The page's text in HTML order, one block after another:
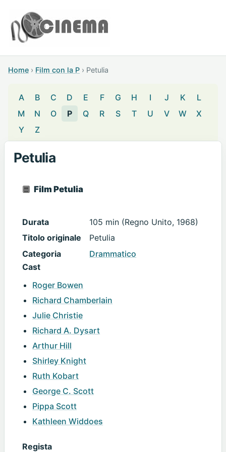
Home › Film con la P › Petulia
A B C D E F G H I J K
L
M
N O P Q R S T U V W
X
Y
Z
Petulia
Film Petulia
Durata
105 min (Regno Unito, 1968)
Titolo originale
Petulia
Categoria
Drammatico
Cast
Roger Bowen
Richard Chamberlain
Julie Christie
Richard A. Dysart
Arthur Hill
Shirley Knight
Ruth Kobart
George C. Scott
Pippa Scott
Kathleen Widdoes
Regista